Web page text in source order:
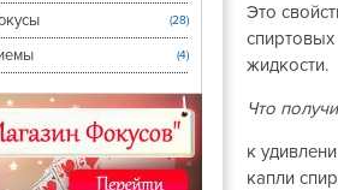
(28)
(4)
Это
жидкости.
Что
к
капли